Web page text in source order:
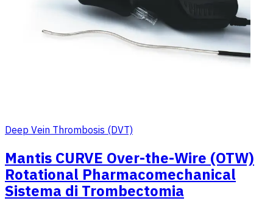
Deep Vein Thrombosis (DVT)
Mantis CURVE Over-the-Wire (OTW)
Rotational Pharmacomechanical
Sistema di Trombectomia